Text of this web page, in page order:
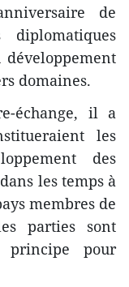
de
diplomatiques
domaines.
échange, il a
les
des
les temps à
membres de
parties sont
pour